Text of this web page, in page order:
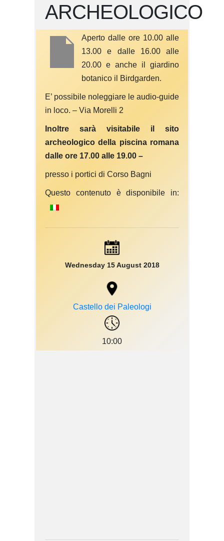
ARCHEOLOGICO
Aperto dalle ore 10.00 alle
13.00 e dalle 16.00 alle
20.00 e anche il giardino
botanico il Birdgarden.
E’ possibile noleggiare le audio-guide
in loco. – Via Morelli 2
Inoltre sarà visitabile il sito
archeologico della piscina romana
dalle ore 17.00 alle 19.00 –
presso i portici di Corso Bagni
Questo contenuto è disponibile in:
Wednesday 15 August 2018
Castello dei Paleologi
10:00